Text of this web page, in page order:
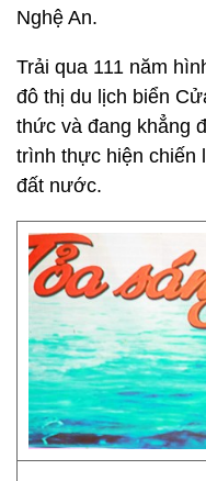
Nghệ An.
Trải qua 111 năm
đô thị du lịch biển
thức và đang khẳng
trình thực hiện chiến
đất nước.